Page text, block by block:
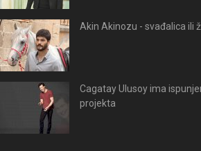
Akin Akinozu - svađalica ili
Cagatay Ulusoy ima
projekta